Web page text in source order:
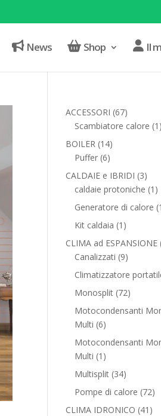
News Shop Il
ACCESSORI 6767
prodotti
Scambiatore calore 1 1
BOILER 1414
prodotti
Puffer 66
prodotti
CALDAIE e IBRIDI 33
caldaie protoniche 1 1
Generatore di calore 1
Kit caldaia 1 1
prodotto
CLIMA ad ESPANSIONE
Canalizzati 99
prodotti
Climatizzatore
Monosplit 7272
prodotti
Motocondensanti
Multi 66
prodotti
Motocondensanti
Multi 1 1
prodotto
Multisplit 3434
prodotti
Pompe di calore 7272
CLIMA IDRONICO 41 41